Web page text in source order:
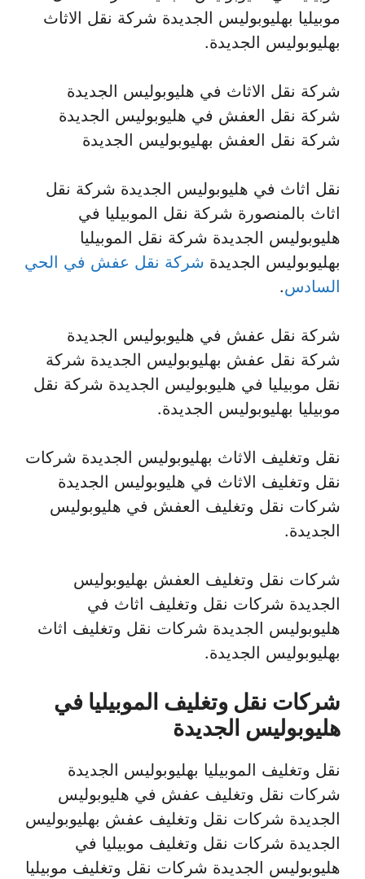
موبيليا بهليوبوليس الجديدة شركة نقل الاثاث
بهليوبوليس الجديدة.
شركة نقل الاثاث في هليوبوليس الجديدة
شركة نقل العفش في هليوبوليس الجديدة
شركة نقل العفش بهليوبوليس الجديدة
نقل اثاث في هليوبوليس الجديدة شركة نقل
اثاث بالمنصورة شركة نقل الموبيليا في
هليوبوليس الجديدة شركة نقل الموبيليا
بهليوبوليس الجديدة شركة نقل عفش في الحي
السادس.
شركة نقل عفش في هليوبوليس الجديدة
شركة نقل عفش بهليوبوليس الجديدة شركة
نقل موبيليا في هليوبوليس الجديدة شركة نقل
موبيليا بهليوبوليس الجديدة.
نقل وتغليف الاثاث بهليوبوليس الجديدة شركات
نقل وتغليف الاثاث في هليوبوليس الجديدة
شركات نقل وتغليف العفش في هليوبوليس
الجديدة.
شركات نقل وتغليف العفش بهليوبوليس
الجديدة شركات نقل وتغليف اثاث في
هليوبوليس الجديدة شركات نقل وتغليف اثاث
بهليوبوليس الجديدة.
شركات نقل وتغليف الموبيليا في
هليوبوليس الجديدة
نقل وتغليف الموبيليا بهليوبوليس الجديدة
شركات نقل وتغليف عفش في هليوبوليس
الجديدة شركات نقل وتغليف عفش بهليوبوليس
الجديدة شركات نقل وتغليف موبيليا في
هليوبوليس الجديدة شركات نقل وتغليف موبيليا